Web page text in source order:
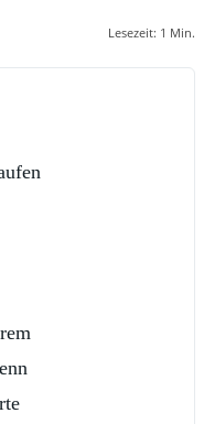
Lesezeit: 1 Min.